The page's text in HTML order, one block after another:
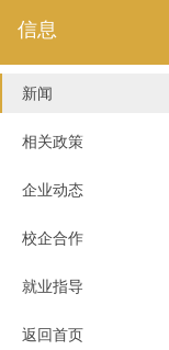
信息
新闻
相关政策
企业动态
校企合作
就业指导
返回首页